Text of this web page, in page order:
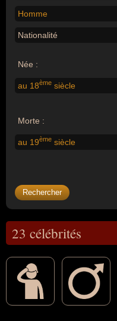
Homme
Nationalité
Née :
au 18ème siècle
Morte :
au 19ème siècle
23 célébrités